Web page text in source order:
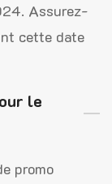
Assurez-
cette date
le
promo